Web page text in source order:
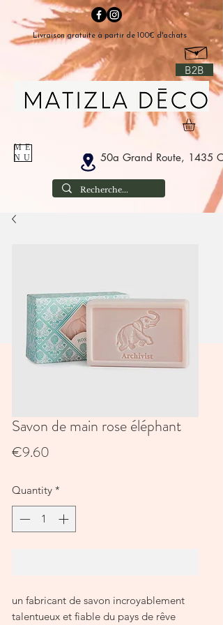
B2B
50a Grand Route, 1435
ME
NU
Livraison gratuite à partir de 100€ d'achats
Savon de main rose éléphant
€9.60
Quantity *
un fabricant de savon incroyablement
talentueux et fiable du pays de rêve